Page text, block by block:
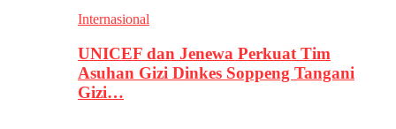
Internasional
UNICEF dan Jenewa Perkuat Tim
Asuhan Gizi Dinkes Soppeng Tangani
Gizi…